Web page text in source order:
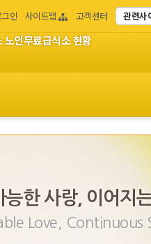
인 사이트맵 고객센터 관련사
인무료급식소 현황
능한 사랑, 이어지
Love, Continuous